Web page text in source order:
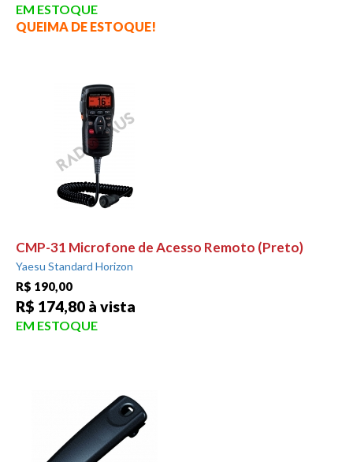
EM ESTOQUE
QUEIMA DE ESTOQUE!
CMP-31 Microfone de Acesso Remoto (Preto)
Yaesu Standard Horizon
R$ 190,00
R$ 174,80 à vista
EM ESTOQUE